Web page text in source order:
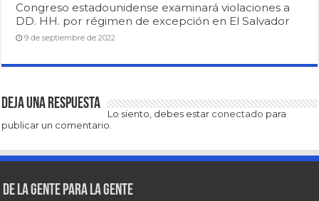
Congreso estadounidense examinará violaciones a
DD. HH. por régimen de excepción en El Salvador
9 de septiembre de 2022
Deja una respuesta
Lo siento, debes estar conectado para
publicar un comentario.
De la gente para la gente